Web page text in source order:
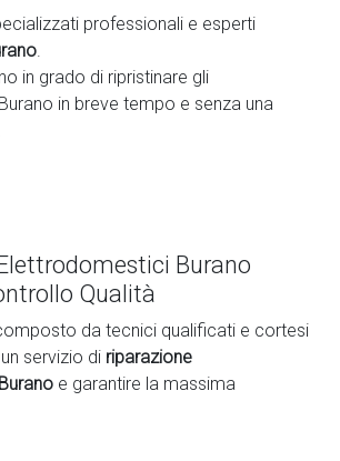
professionali e esperti
.
in grado di ripristinare gli
in breve tempo e senza una
Burano
Qualità
da tecnici qualificati e cortesi
servizio di riparazione
e garantire la massima